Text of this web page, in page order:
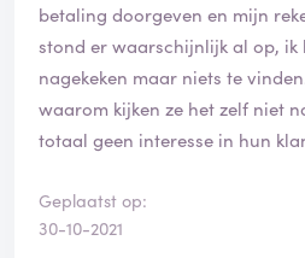
betaling doorgeven en mijn
stond er waarschijnlijk al op, ik
nagekeken maar niets te
waarom kijken ze het zelf niet
totaal geen interesse in hun
Geplaatst op:
30-10-2021